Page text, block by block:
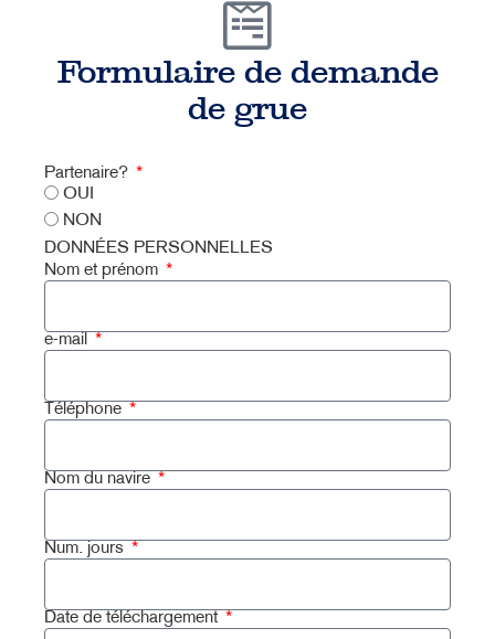
Formulaire de demande
de grue
Partenaire?
OUI
NON
DONNÉES PERSONNELLES
Nom et prénom
e-mail
Téléphone
Nom du navire
Num. jours
Date de téléchargement